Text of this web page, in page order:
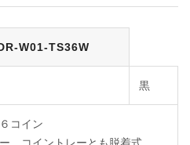
W01-TS36W
黒
コイン